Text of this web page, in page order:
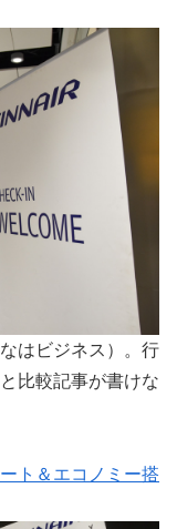
はビジネス）。行
比較記事が書けな
ト＆エコノミー搭